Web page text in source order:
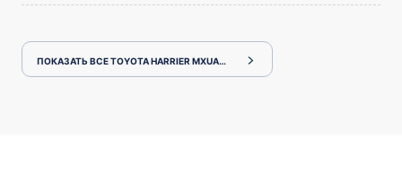
ПОКАЗАТЬ ВСЕ TOYOTA HARRIER MXUA80